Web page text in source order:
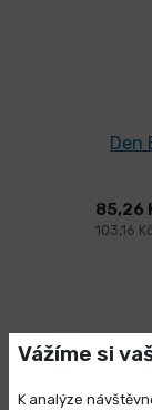
Den
85,26
103,16
Vážíme si
K analýze